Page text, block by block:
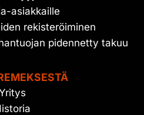
asiakkaille
rekisteröiminen
pidennetty takuu